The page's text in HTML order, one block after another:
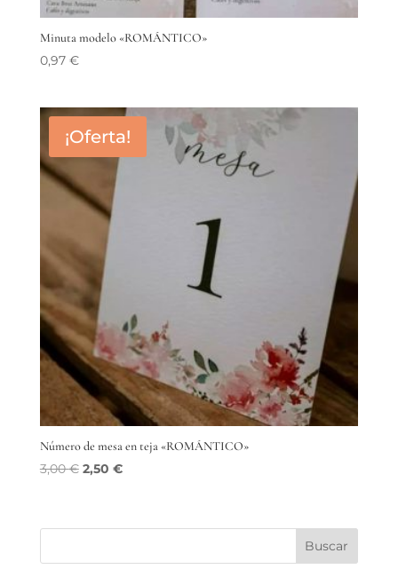
Minuta modelo «ROMÁNTICO»
0,97 €
¡Oferta!
Número de mesa en teja «ROMÁNTICO»
3,00€ El
era:
2,50 €El
es:
Buscar